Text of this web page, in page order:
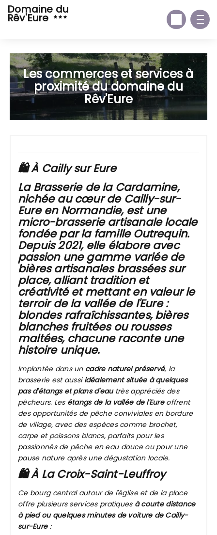
Domaine du
Rêv'Eure
Les commerces et services à
proximité du domaine du
Rêv'Eure
🛍️À Cailly sur Eure
LaBrasserie de la Cardamine,
nichée au cœur de Cailly-sur-
Eureen Normandie, est une
micro-brasserie artisanale locale
fondée par la famille Outrequin.
Depuis 2021, elle élabore avec
passion une gamme variée de
bières artisanales brassées sur
place, alliant tradition et
créativité et mettant en valeur le
terroir de la vallée de l'Eure :
blondes rafraîchissantes, bières
blanches fruitées ou rousses
maltées, chacune raconte une
histoire unique.
Implantée dans un cadre naturel préservé, la
brasserie est aussi idéalement située à quelques
pas d'étangs et plans d'eautrès appréciés des
pêcheurs. Les étangs de la vallée de l'Eureoffrent
des opportunités de pêche conviviales en bordure
de village, avec des espèces comme brochet,
carpe et poissons blancs, parfaits pour les
passionnés de pêche en eau douce ou pour une
pause nature après une dégustation locale.
🛍️À La Croix-Saint-Leuffroy
Ce bourg central autour de l'église et de la place
offre plusieurs services pratiques à courte distance
à pied ou quelques minutes de voiture de Cailly-
sur-Eure: